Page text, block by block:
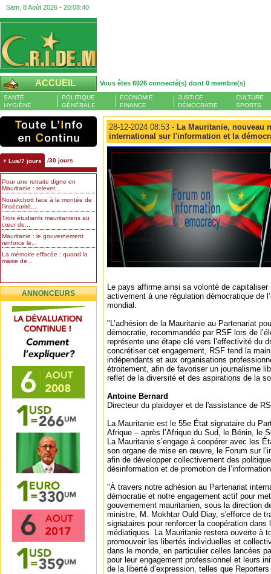
Sam, 8 Août 2026 - 20:08:41
ACCUEIL Vous êtes 6026 connecté(s) dont 0 membre(s)
SANTÉ
HYGIÈNE
POLITIQUE
GÉNÉRALE
ECONOMIE
FINANCE
JUSTICE
DÉMOCRATIE
CULTURE
SPORTS
+ Lus/7 jours /30 jours
Pour une retraite digne en
Mauritanie : relever...
Nouakchott face à la montée de
l’insécurité...
Trois étudiants mauritaniens au
cœur de...
Mauritanie : le gouvernement
renforce le...
La mémoire effacée : quand la
mairie de...
ANNONCEURS
28-12-2024 08:53 - La Mauritanie, nouveau
international sur l'information et la
Le pays affirme ainsi sa volonté de
activement à une régulation démocratique de
mondial.
"L’adhésion de la Mauritanie au Partenariat
démocratie, recommandée par RSF lors de
représente une étape clé vers l’effectivité du
concrétiser cet engagement, RSF tend la
indépendants et aux organisations
étroitement, afin de favoriser un journalisme
reflet de la diversité et des aspirations de la
Antoine Bernard
Directeur du plaidoyer et de l'assistance de
La Mauritanie est le 55e État signataire du
Afrique – après l’Afrique du Sud, le Bénin, le
La Mauritanie s’engage à coopérer avec les
son organe de mise en œuvre, le Forum sur
afin de développer collectivement des
désinformation et de promotion de
"À travers notre adhésion au Partenariat
démocratie et notre engagement actif pour
gouvernement mauritanien, sous la direction
ministre, M. Mokhtar Ould Diay, s'efforce de
signataires pour renforcer la coopération dans
médiatiques. La Mauritanie restera ouverte à
promouvoir les libertés individuelles et
dans le monde, en particulier celles lancées
pour leur engagement professionnel et leurs
de la liberté d’expression, telles que